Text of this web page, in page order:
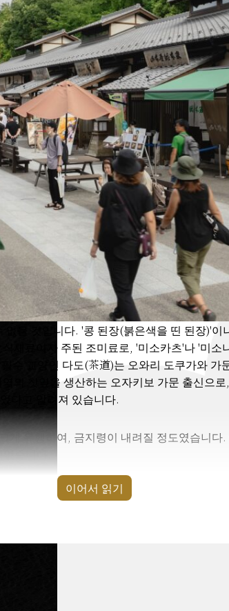
없을 것입니다. '콩 된장(붉은색을 띤 된장)'
재료이자 주된 조미료로, '미소카츠'나 '미
수 교양인 다도(茶道)는 오와리 도쿠가와 가
의 찻잎을 생산하는 오자키보 가문 출신으
다고 알려져 있습니다.
이어서 읽기
유행하여, 금지령이 내려질 정도였습니다.
없습니다.
빚기를 장려했다고 전해집니다. 이 덕분에